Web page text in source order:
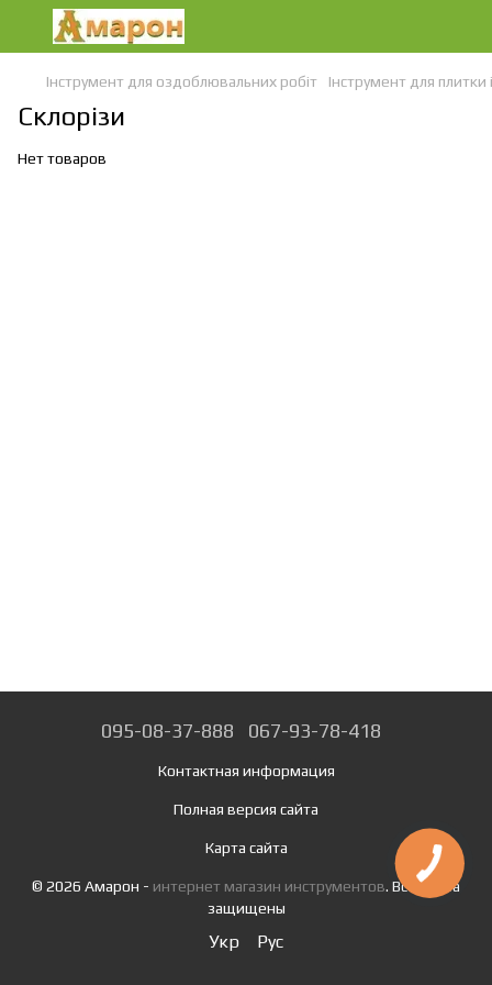
Інструмент для оздоблювальних робіт Інструмент для плитки
Склорізи
Нет товаров
095-08-37-888 067-93-78-418
Контактная информация
Полная версия сайта
Карта сайта
© 2026 Амарон - интернет магазин инструментов. Все права
защищены
Укр Рус